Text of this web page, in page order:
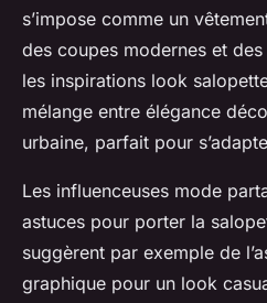
s’impose comme un
des coupes modernes et
les inspirations look
mélange entre élégance
urbaine, parfait pour
Les influenceuses mode
astuces pour porter la
suggèrent par exemple de
graphique pour un look